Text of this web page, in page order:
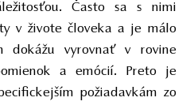
Často sa s nimi
v živote človeka a je málo
dokážu vyrovnať v rovine
a emócií. Preto je
požiadavkám zo